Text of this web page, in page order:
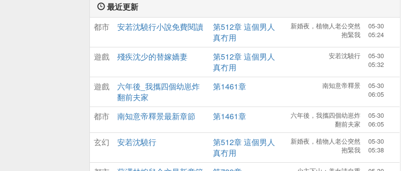
愛的閨女，他要創造屬於自己
的商業帝國。
年後，男人拖著兩個萌寶把她
攔在在員工宿舍樓下，眾目睽
睽！慕先生在所有人麵前高
冷，卻隻在她麵前熱情如
火。。
最近更新
都市
安若沈驍行小說免費閱讀
第512章 這個男人
真冇用
新婚夜，植物人老公突然
抱緊我
05-30
05:24
遊戲 殘疾沈少的替嫁嬌妻
第512章 這個男人
真冇用
安若沈驍行
05-30
05:32
遊戲
六年後_我攜四個幼崽炸
翻前夫家
第1461章 南知意帝釋景
05-30
06:05
都市 南知意帝釋景最新章節 第1461章
六年後，我攜四個幼崽炸
翻前夫家
05-30
06:05
玄幻 安若沈驍行
第512章 這個男人
真冇用
新婚夜，植物人老公突然
抱緊我
05-30
05:38